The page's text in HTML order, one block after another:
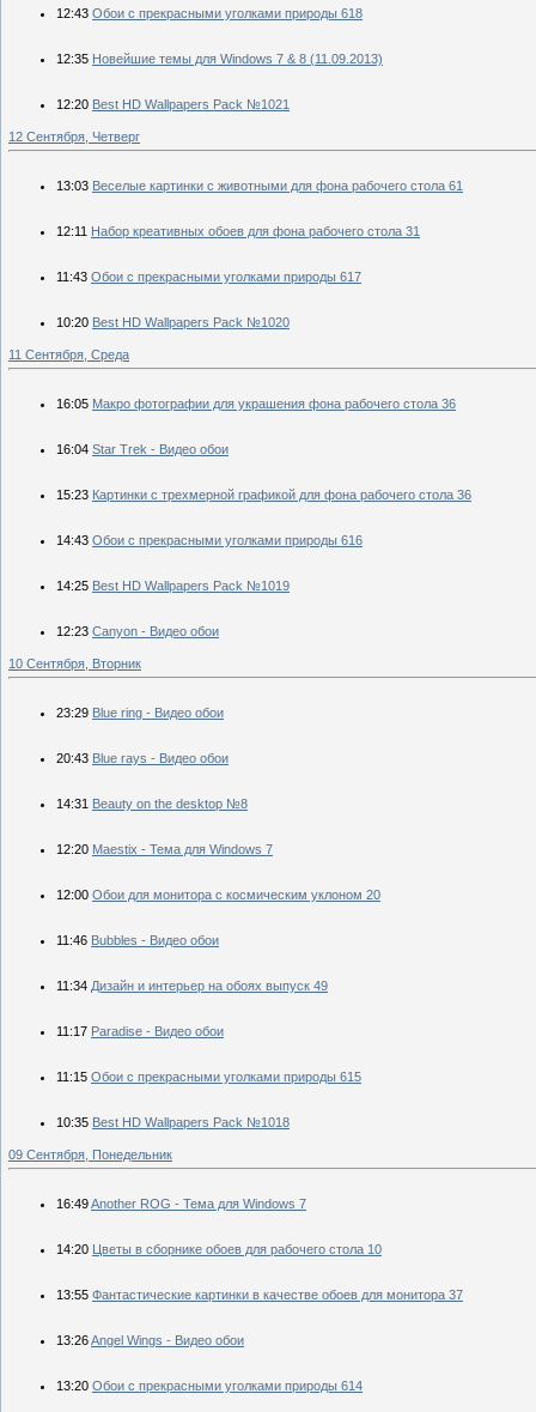
12:43 Обои с прекрасными уголками природы 618
12:35 Новейшие темы для Windows 7 & 8 (11.09.2013)
12:20 Best HD Wallpapers Pack №1021
12 Сентября, Четверг
13:03 Веселые картинки с животными для фона рабочего стола 61
12:11 Набор креативных обоев для фона рабочего стола 31
11:43 Обои с прекрасными уголками природы 617
10:20 Best HD Wallpapers Pack №1020
11 Сентября, Среда
16:05 Макро фотографии для украшения фона рабочего стола 36
16:04 Star Trek - Видео обои
15:23 Картинки с трехмерной графикой для фона рабочего стола 36
14:43 Обои с прекрасными уголками природы 616
14:25 Best HD Wallpapers Pack №1019
12:23 Canyon - Видео обои
10 Сентября, Вторник
23:29 Blue ring - Видео обои
20:43 Blue rays - Видео обои
14:31 Beauty on the desktop №8
12:20 Maestix - Тема для Windows 7
12:00 Обои для монитора с космическим уклоном 20
11:46 Bubbles - Видео обои
11:34 Дизайн и интерьер на обоях выпуск 49
11:17 Paradise - Видео обои
11:15 Обои с прекрасными уголками природы 615
10:35 Best HD Wallpapers Pack №1018
09 Сентября, Понедельник
16:49Another ROG - Тема для Windows 7
14:20 Цветы в сборнике обоев для рабочего стола 10
13:55 Фантастические картинки в качестве обоев для монитора 37
13:26Angel Wings - Видео обои
13:20 Обои с прекрасными уголками природы 614